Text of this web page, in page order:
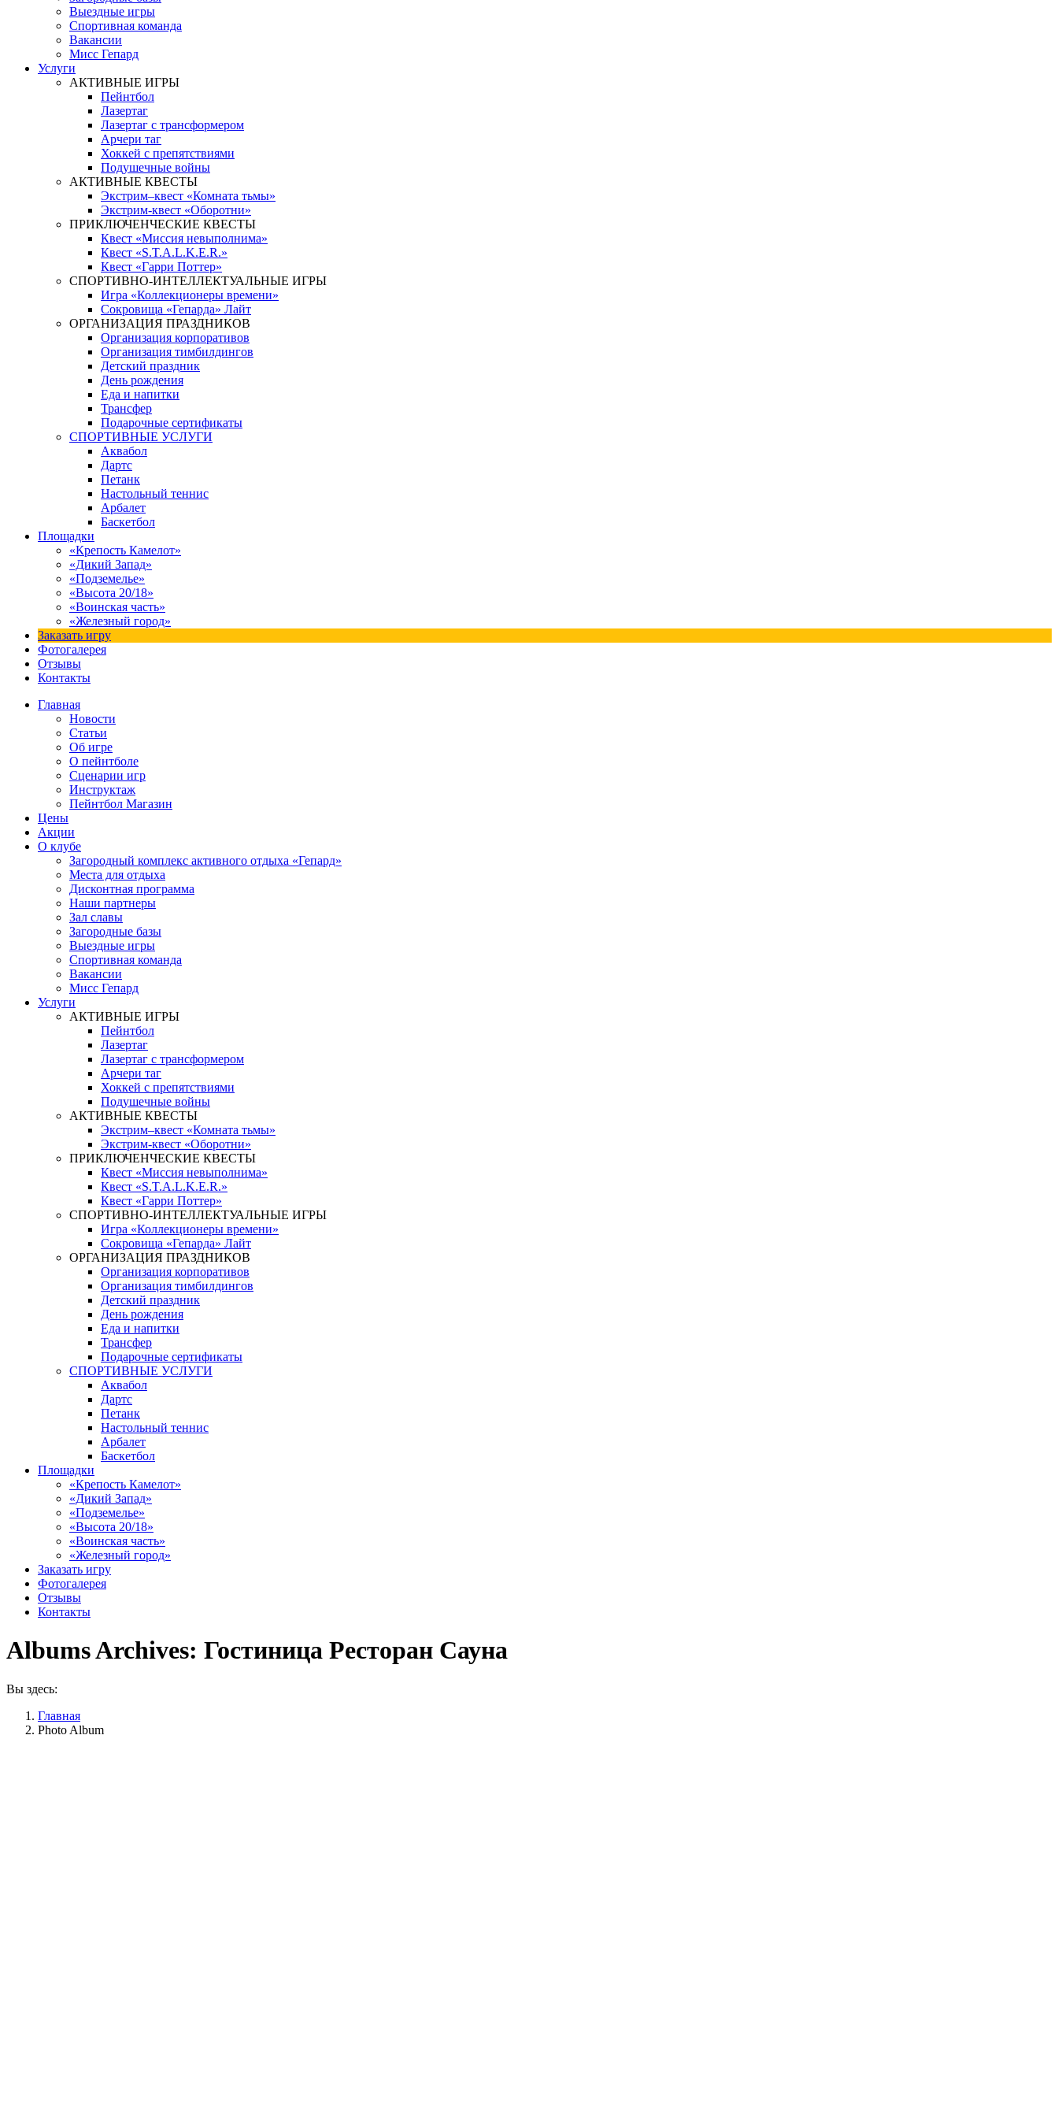
Выездные игры
Спортивная команда
Вакансии
Мисс Гепард
Услуги
АКТИВНЫЕ ИГРЫ
Пейнтбол
Лазертаг
Лазертаг с трансформером
Арчери таг
Хоккей с препятствиями
Подушечные войны
АКТИВНЫЕ КВЕСТЫ
Экстрим–квест «Комната тьмы»
Экстрим-квест «Оборотни»
ПРИКЛЮЧЕНЧЕСКИЕ КВЕСТЫ
Квест «Миссия невыполнима»
Квест «S.T.A.L.K.E.R.»
Квест «Гарри Поттер»
СПОРТИВНО-ИНТЕЛЛЕКТУАЛЬНЫЕ ИГРЫ
Игра «Коллекционеры времени»
Сокровища «Гепарда» Лайт
ОРГАНИЗАЦИЯ ПРАЗДНИКОВ
Организация корпоративов
Организация тимбилдингов
Детский праздник
День рождения
Еда и напитки
Трансфер
Подарочные сертификаты
СПОРТИВНЫЕ УСЛУГИ
Аквабол
Дартс
Петанк
Настольный теннис
Арбалет
Баскетбол
Площадки
«Крепость Камелот»
«Дикий Запад»
«Подземелье»
«Высота 20/18»
«Воинская часть»
«Железный город»
Заказать игру
Фотогалерея
Отзывы
Контакты
Главная
Новости
Статьи
Об игре
О пейнтболе
Сценарии игр
Инструктаж
Пейнтбол Магазин
Цены
Акции
О клубе
Загородный комплекс активного отдыха «Гепард»
Места для отдыха
Дисконтная программа
Наши партнеры
Зал славы
Загородные базы
Выездные игры
Спортивная команда
Вакансии
Мисс Гепард
Услуги
АКТИВНЫЕ ИГРЫ
Пейнтбол
Лазертаг
Лазертаг с трансформером
Арчери таг
Хоккей с препятствиями
Подушечные войны
АКТИВНЫЕ КВЕСТЫ
Экстрим–квест «Комната тьмы»
Экстрим-квест «Оборотни»
ПРИКЛЮЧЕНЧЕСКИЕ КВЕСТЫ
Квест «Миссия невыполнима»
Квест «S.T.A.L.K.E.R.»
Квест «Гарри Поттер»
СПОРТИВНО-ИНТЕЛЛЕКТУАЛЬНЫЕ ИГРЫ
Игра «Коллекционеры времени»
Сокровища «Гепарда» Лайт
ОРГАНИЗАЦИЯ ПРАЗДНИКОВ
Организация корпоративов
Организация тимбилдингов
Детский праздник
День рождения
Еда и напитки
Трансфер
Подарочные сертификаты
СПОРТИВНЫЕ УСЛУГИ
Аквабол
Дартс
Петанк
Настольный теннис
Арбалет
Баскетбол
Площадки
«Крепость Камелот»
«Дикий Запад»
«Подземелье»
«Высота 20/18»
«Воинская часть»
«Железный город»
Заказать игру
Фотогалерея
Отзывы
Контакты
Albums Archives: Гостиница Ресторан Сауна
Вы здесь:
Главная
Photo Album